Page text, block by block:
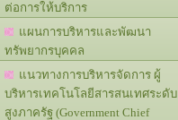
ต่อการให้บริการ
แผนการบริหารและพัฒนา
ทรัพยากรบุคคล
แนวทางการบริหารจัดการ ผู้
บริหารเทคโนโลยีสารสนเทศระดับ
สูงภาครัฐ (Government Chief